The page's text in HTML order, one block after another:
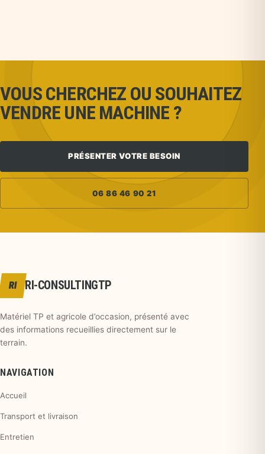
VOUS CHERCHEZ OU SOUHAITEZ
VENDRE UNE MACHINE ?
PRÉSENTER VOTRE BESOIN
06 86 46 90 21
RI RI-CONSULTINGTP
Matériel TP et agricole d’occasion, présenté avec
des informations recueillies directement sur le
terrain.
NAVIGATION
Accueil
Transport et livraison
Entretien